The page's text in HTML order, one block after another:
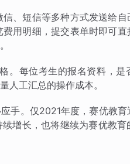
、短信等多种方式发送给自
用明细，提交表单时即可
。每位考生的报名资料，是
人工汇总的操作成本。
手。仅2021年度，赛优教
增长，也将继续为赛优教育